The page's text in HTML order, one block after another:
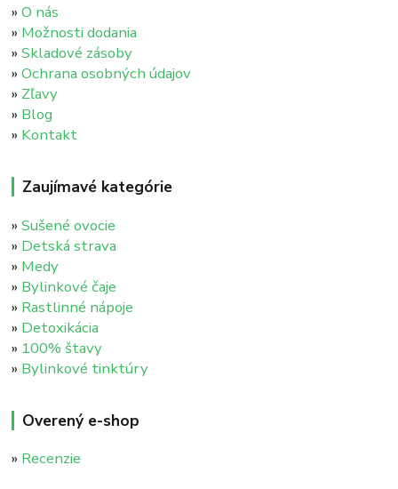
»O nás
» Možnosti dodania
»Skladové zásoby
»Ochrana osobných údajov
» Zľavy
» Blog
» Kontakt
Zaujímavé kategórie
»Sušené ovocie
» Detská strava
» Medy
» Bylinkové čaje
» Rastlinné nápoje
» Detoxikácia
» 100% štavy
» Bylinkové tinktúry
Overený e-shop
» Recenzie